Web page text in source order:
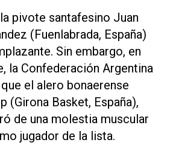
pivote santafesino Juan
(Fuenlabrada, España)
Sin embargo, en
la Confederación Argentina
el alero bonaerense
(Girona Basket, España),
de una molestia muscular
jugador de la lista.